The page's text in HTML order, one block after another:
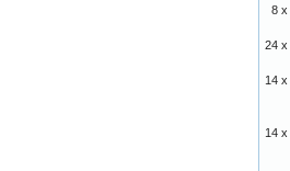
8 x
24 x
14 x
14 x